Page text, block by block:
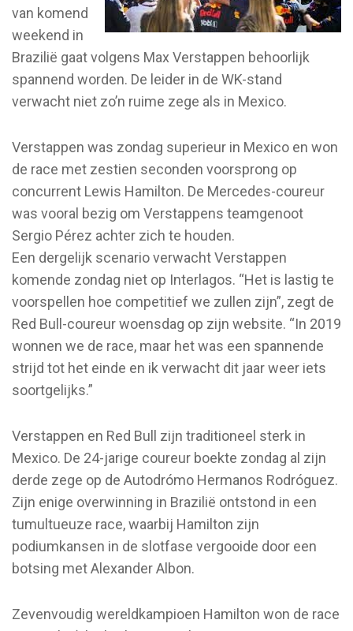
van komend
weekend in
Brazilië gaat volgens Max Verstappen behoorlijk
spannend worden. De leider in de WK-stand
verwacht niet zo’n ruime zege als in Mexico.
Verstappen was zondag superieur in Mexico en won
de race met zestien seconden voorsprong op
concurrent Lewis Hamilton. De Mercedes-coureur
was vooral bezig om Verstappens teamgenoot
Sergio Pérez achter zich te houden.
Een dergelijk scenario verwacht Verstappen
komende zondag niet op Interlagos. “Het is lastig te
voorspellen hoe competitief we zullen zijn”, zegt de
Red Bull-coureur woensdag op zijn website. “In 2019
wonnen we de race, maar het was een spannende
strijd tot het einde en ik verwacht dit jaar weer iets
soortgelijks.”
Verstappen en Red Bull zijn traditioneel sterk in
Mexico. De 24-jarige coureur boekte zondag al zijn
derde zege op de Autodrómo Hermanos Rodróguez.
Zijn enige overwinning in Brazilië ontstond in een
tumultueuze race, waarbij Hamilton zijn
podiumkansen in de slotfase vergooide door een
botsing met Alexander Albon.
Zevenvoudig wereldkampioen Hamilton won de race